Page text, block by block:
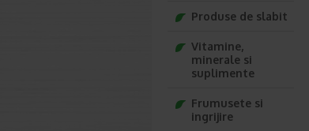
Produse de slabit
Vitamine,
minerale si
suplimente
Frumusete si
ingrijire